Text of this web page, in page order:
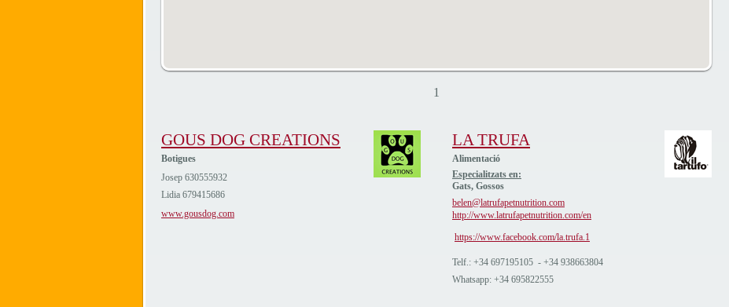
1
GOUS DOG CREATIONS
Botigues
Josep 630555932
Lidia 679415686
www.gousdog.com
LA TRUFA
Alimentació
Especialitzats en:
Gats, Gossos
belen@latrufapetnutrition.com
http://www.latrufapetnutrition.com/en
https://www.facebook.com/la.trufa.1
Telf.: +34 697195105 - +34 938663804
Whatsapp: +34 695822555